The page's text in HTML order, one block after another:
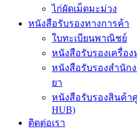
ไก่ผัดเม็ดมะม่วง
หนังสือรับรองทางการค้า
ใบทะเบียนพาณิชย์
หนังสือรับรองเครื่อ
หนังสือรับรองสำนัก
ยา
หนังสือรับรองสินค้า
HUB)
ติดต่อเรา